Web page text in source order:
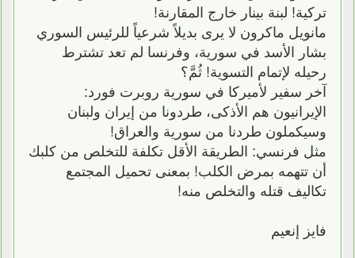
تركية! لبنة بينار خارج المقارنة!
مانويل ماكرون لا يرى بديلاً شرعياً للرئيس السوري
بشار الأسد في سورية، وفرنسا لم تعد تشترط
رحيله لإتمام التسوية! ثُمَّ؟
آخر سفير لأميركا في سورية روبرت فورد:
الإيرانيون هم الأذكى، طردونا من إيران ولبنان
وسيكملون طردنا من سورية والعراق!
مثل فرنسي: الطريقة الأقل تكلفة للتخلص من كلبك
أن تتهمه بمرض الكلب! بمعنى تحميل المجتمع
تكاليف قتله والتخلص منه!
فايز إنعيم